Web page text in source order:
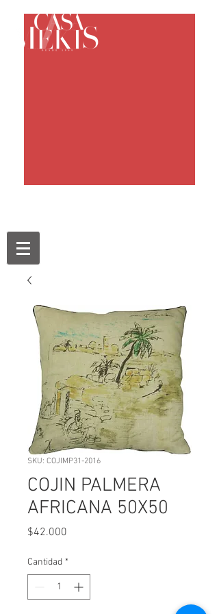
SKU: COJIMP31-2016
COJIN PALMERA
AFRICANA 50X50
$42.000
Cantidad *